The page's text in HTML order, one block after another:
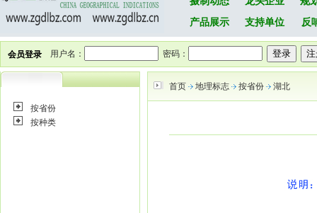
产品展示
支持单位 反
会员登录 用户名： 密码：
按省份
按种类
首页 地理标志 按省份 湖北